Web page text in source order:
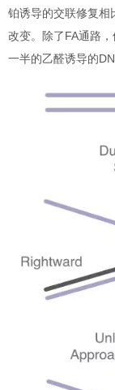
铂诱导的交联修复相
改变。除了FA通路
一半的乙醛诱导的